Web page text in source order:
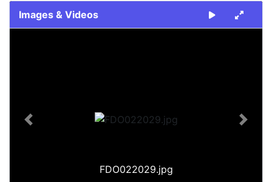
Images & Videos
FDO022029.jpg
Previous Next